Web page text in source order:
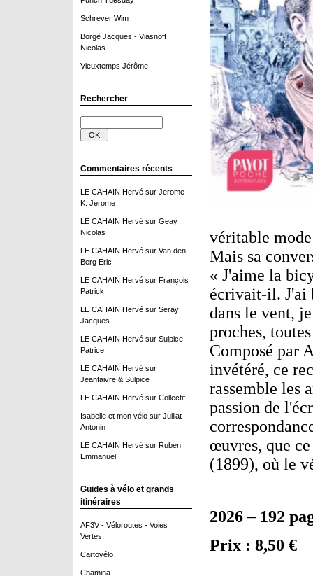
Schrever Wim
Borgé Jacques - Viasnoff
Nicolas
Vieuxtemps Jérôme
Rechercher
Commentaires récents
LE CAHAIN Hervésur Jerome
K. Jerome
LE CAHAIN Hervésur Geay
Nicolas
LE CAHAIN Hervésur Van den
Berg Eric
LE CAHAIN Hervésur François
Patrick
LE CAHAIN Hervésur Seray
Jacques
LE CAHAIN Hervésur Sulpice
Patrice
LE CAHAIN Hervésur
Jeanfaivre & Sulpice
LE CAHAIN Hervésur Collectif
Isabelle et mon vélosur Juillat
Antonin
LE CAHAIN Hervésur Ruben
Emmanuel
Guides à vélo et grands
itinéraires
AF3V - Véloroutes - Voies
Vertes.
Cartovélo
Chamina
véritable
Mais sa
« J'aime la
écrivait-il. J'ai
dans le vent,
proches,
Composé par
invétéré, ce
rassemble les
passion de
œuvres, que
(1899), où le
2026– 192
Prix : 8,50 €